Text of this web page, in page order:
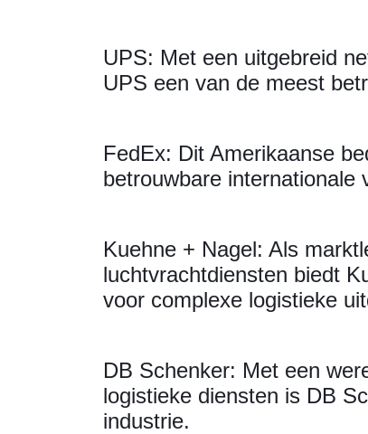
UPS: Met een uitgebreid
UPS een van de meest
FedEx: Dit Amerikaanse
betrouwbare internationale
Kuehne + Nagel: Als
luchtvrachtdiensten biedt
voor complexe logistieke
DB Schenker: Met een
logistieke diensten is DB
industrie.